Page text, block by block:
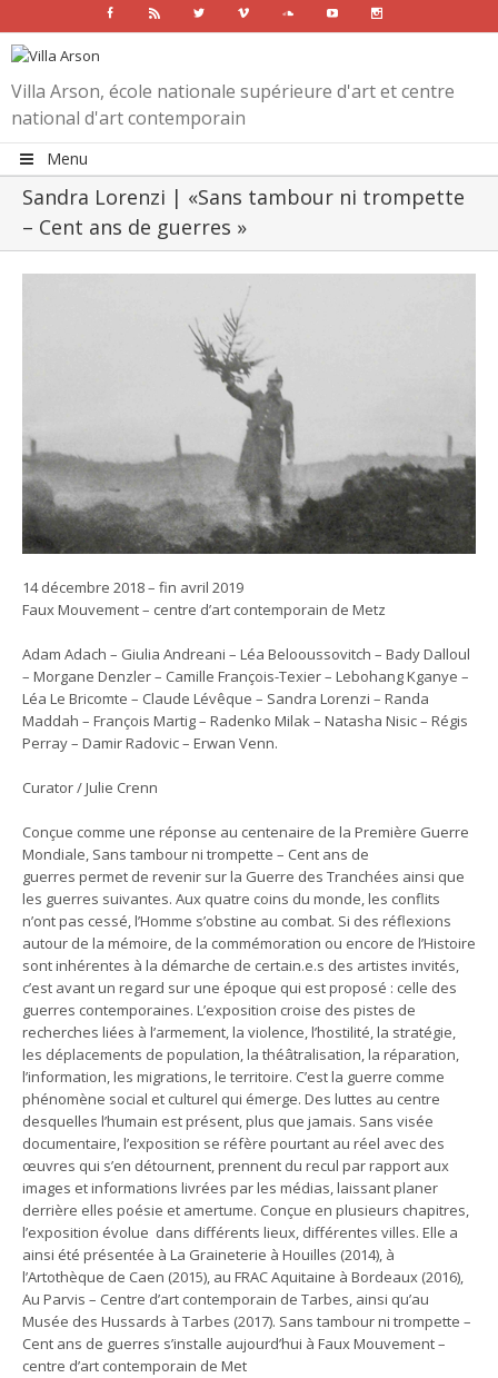
Facebook Rss Twitter Vimeo SoundcloudYoutube
Villa Arson, école nationale supérieure d'art et centre
national d'art contemporain
Menu
Sandra Lorenzi | «Sans tambour ni trompette
– Cent ans de guerres »
14 décembre 2018 – fin avril 2019
Faux Mouvement – centre d’art contemporain de Metz
Adam Adach – Giulia Andreani – Léa Belooussovitch – Bady Dalloul
– Morgane Denzler – Camille François-Texier – Lebohang Kganye –
Léa Le Bricomte – Claude Lévêque – Sandra Lorenzi – Randa
Maddah – François Martig – Radenko Milak – Natasha Nisic – Régis
Perray – Damir Radovic – Erwan Venn.
Curator / Julie Crenn
Conçue comme une réponse au centenaire de la Première Guerre
Mondiale, Sans tambour ni trompette – Cent ans de
guerres permet de revenir sur la Guerre des Tranchées ainsi que
les guerres suivantes. Aux quatre coins du monde, les conflits
n’ont pas cessé, l’Homme s’obstine au combat. Si des réflexions
autour de la mémoire, de la commémoration ou encore de l’Histoire
sont inhérentes à la démarche de certain.e.s des artistes invités,
c’est avant un regard sur une époque qui est proposé : celle des
guerres contemporaines. L’exposition croise des pistes de
recherches liées à l’armement, la violence, l’hostilité, la stratégie,
les déplacements de population, la théâtralisation, la réparation,
l’information, les migrations, le territoire. C’est la guerre comme
phénomène social et culturel qui émerge. Des luttes au centre
desquelles l’humain est présent, plus que jamais. Sans visée
documentaire, l’exposition se réfère pourtant au réel avec des
œuvres qui s’en détournent, prennent du recul par rapport aux
images et informations livrées par les médias, laissant planer
derrière elles poésie et amertume. Conçue en plusieurs chapitres,
l’exposition évolue dans différents lieux, différentes villes. Elle a
ainsi été présentée à La Graineterie à Houilles (2014), à
l’Artothèque de Caen (2015), au FRAC Aquitaine à Bordeaux (2016),
Au Parvis – Centre d’art contemporain de Tarbes, ainsi qu’au
Musée des Hussards à Tarbes (2017). Sans tambour ni trompette –
Cent ans de guerres s’installe aujourd’hui à Faux Mouvement –
centre d’art contemporain de Met